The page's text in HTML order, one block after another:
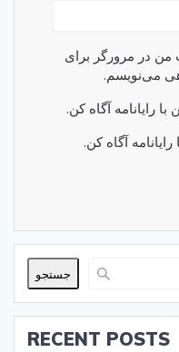
من در مرورگر برای
می‌نویسم.
رایانامه آگاه کن.
آگاه کن.
جستجو
RECENT POSTS